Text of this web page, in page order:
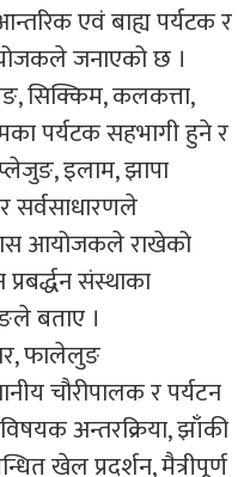
एवं बाह्य पर्यटक र
जनाएको छ ।
सिक्किम, कलकत्ता,
पर्यटक सहभागी हुने र
इलाम, झापा
सर्वसाधारणले
आयोजकले राखेको
संस्थाका
बताए ।
फालेलुङ
चौरीपालक र पर्यटन
विषयक अन्तरक्रिया, झाँकी
खेल प्रदर्शन, मैत्रीपूर्ण